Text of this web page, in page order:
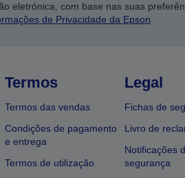
eletrónica, com base nas suas
de Privacidade da Epson
Termos
Termos das vendas
Condições de pagamento
e entrega
Termos de utilização
Legal
Fichas de
Livro de
Notificações
segurança